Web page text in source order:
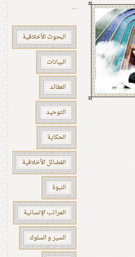
...
البحوث الأخلاقية
البيانات
العقائد
التوحيد
الحكاية
الفضائل الأخلاقية
النبوة
المراتب الإنسانية
السير و السلوك